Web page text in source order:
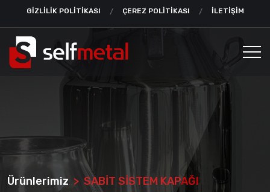
GİZLİLİK POLİTİKASI ÇEREZ POLİTİKASI İLETİŞİM
Ürünlerimiz SABİT SİSTEM KAPAĞI